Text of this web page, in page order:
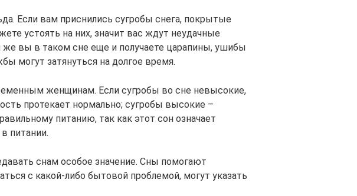
Если вам приснились сугробы снега, покрытые
устоять на них, значит вас ждут неудачные
же вы в таком сне еще и получаете царапины, ушибы
могут затянуться на долгое время.
женщинам. Если сугробы во сне невысокие,
протекает нормально; сугробы высокие –
питанию, так как этот сон означает
питании.
снам особое значение. Сны помогают
с какой-либо бытовой проблемой, могут указать